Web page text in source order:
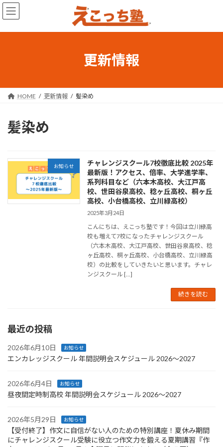
コ
ン
ン
ナ
ビ
ー
更新情報
HOME 更新情報 髪染め
髪染め
お知らせ
チャレンジスクール7校徹底比較 2025年
最新版！アクセス、倍率、大学進学率、
系列科目など（六本木高校、大江戸高
校、世田谷泉高校、稔ヶ丘高校、桐ヶ丘
高校、小台橋高校、立川緑高校）
2025年3月24日
こんにちは、えこっち塾です！今回は立川緑高
校も増えて7校になったチャレンジスクール
（六本木高校、大江戸高校、世田谷泉高校、稔
ヶ丘高校、桐ヶ丘高校、小台橋高校、立川緑高
校）の比較をしていきたいと思います。チャレ
ンジスクール […]
続きを読む
最近の投稿
2026年6月10日 お知らせ
エンカレッジスクール 年間説明会スケジュール 2026〜2027
2026年6月4日 お知らせ
昼夜間定時制高校 年間説明会スケジュール 2026〜2027
2026年5月29日 お知らせ
【受付終了】作文に自信がない人のための特別講座！夏休み期間
にチャレンジスクール受験に役立つ作文力を鍛える夏期講習『作